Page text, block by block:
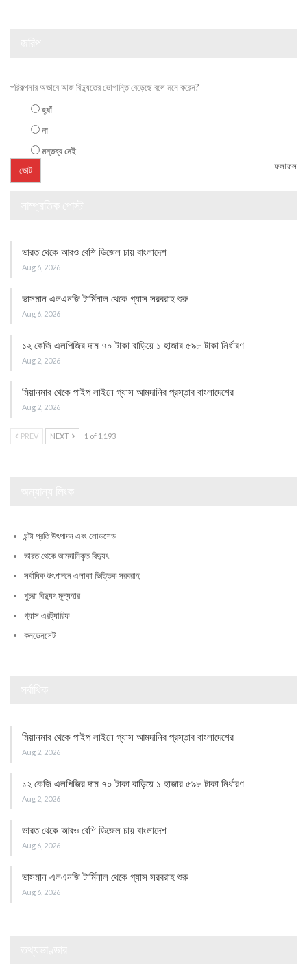
পরিকল্পনার অভাবে আজ বিদ্যুতের ভোগান্তি বেড়েছে বলে মনে করেন?
হ্যাঁ
না
মন্তব্য নেই
ফলাফল
ভারত থেকে আরও বেশি ডিজেল চায় বাংলাদেশ
Aug 6, 2026
ভাসমান এলএনজি টার্মিনাল থেকে গ্যাস সরবরাহ শুরু
Aug 6, 2026
১২ কেজি এলপিজির দাম ৭০ টাকা বাড়িয়ে ১ হাজার ৫৯৮ টাকা নির্ধারণ
Aug 2, 2026
মিয়ানমার থেকে পাইপ লাইনে গ্যাস আমদানির প্রস্তাব বাংলাদেশের
Aug 2, 2026
PREV NEXT 1 of 1,193
ঘন্টা প্রতি উৎপাদন এবং লোডশেড
ভারত থেকে আমদানিকৃত বিদ্যুৎ
সর্বাধিক উৎপাদনে এলাকা ভিত্তিক সরবরাহ
খুচরা বিদ্যুৎ মূল্যহার
গ্যাস এরট্যারিফ
কনডেনসেট
মিয়ানমার থেকে পাইপ লাইনে গ্যাস আমদানির প্রস্তাব বাংলাদেশের
Aug 2, 2026
১২ কেজি এলপিজির দাম ৭০ টাকা বাড়িয়ে ১ হাজার ৫৯৮ টাকা নির্ধারণ
Aug 2, 2026
ভারত থেকে আরও বেশি ডিজেল চায় বাংলাদেশ
Aug 6, 2026
ভাসমান এলএনজি টার্মিনাল থেকে গ্যাস সরবরাহ শুরু
Aug 6, 2026